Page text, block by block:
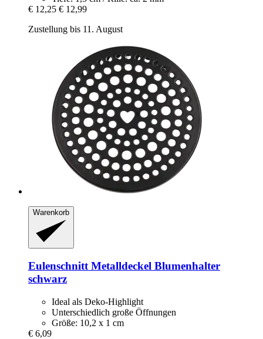
€ 12,25 € 12,99
Zustellung bis 11. August
Warenkorb
Eulenschnitt Metalldeckel Blumenhalter
schwarz
Ideal als Deko-Highlight
Unterschiedlich große Öffnungen
Größe: 10,2 x 1 cm
€ 6,09